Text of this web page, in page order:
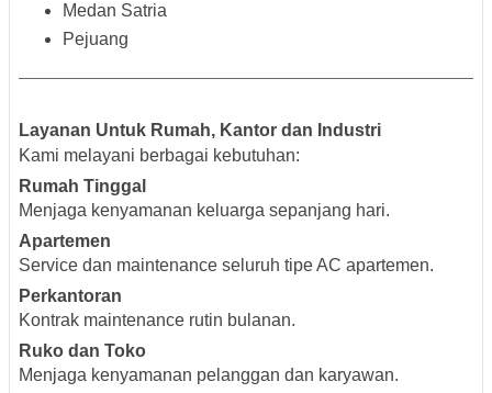
Medan Satria
Pejuang
Layanan Untuk Rumah, Kantor dan Industri
Kami melayani berbagai kebutuhan:
Rumah Tinggal
Menjaga kenyamanan keluarga sepanjang hari.
Apartemen
Service dan maintenance seluruh tipe AC apartemen.
Perkantoran
Kontrak maintenance rutin bulanan.
Ruko dan Toko
Menjaga kenyamanan pelanggan dan karyawan.